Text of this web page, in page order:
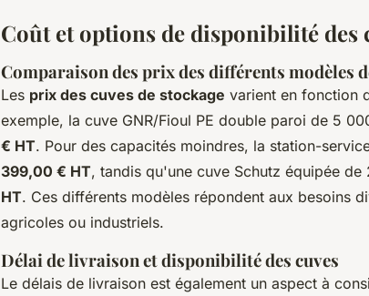
Coût et options de disponibilité des
Comparaison des prix des différents modèles
Les prix des cuves de stockage varient en fonction
exemple, la cuve GNR/Fioul PE double paroi de 5
€ HT. Pour des capacités moindres, la station-
399,00 € HT, tandis qu'une cuve Schutz équipée
HT. Ces différents modèles répondent aux besoins
agricoles ou industriels.
Délai de livraison et disponibilité des cuves
Le délais de livraison est également un aspect à